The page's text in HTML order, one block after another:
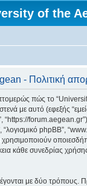
of the
- Πολιτική
πώς το
με αυτό (εφεξής
“https://
“λογισμικό phpBB”,
κάθε συνεδρίας
με δύο τρόπους.